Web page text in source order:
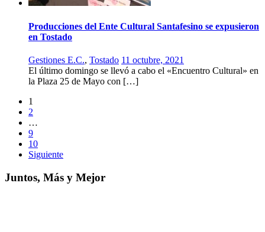
Producciones del Ente Cultural Santafesino se expusieron
en Tostado
Gestiones E.C., Tostado 11 octubre, 2021
El último domingo se llevó a cabo el «Encuentro Cultural» en
la Plaza 25 de Mayo con […]
1
2
…
9
10
Siguiente
Juntos, Más y Mejor